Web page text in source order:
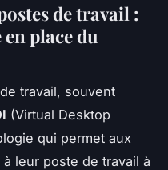
de travail :
place du
travail, souvent
(Virtual Desktop
qui permet aux
leur poste de travail à